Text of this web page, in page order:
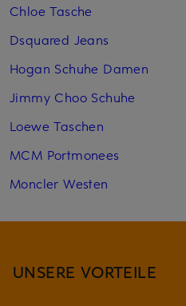
Chloe Tasche
Dsquared Jeans
Hogan Schuhe Damen
Jimmy Choo Schuhe
Loewe Taschen
MCM Portmonees
Moncler Westen
UNSERE VORTEILE